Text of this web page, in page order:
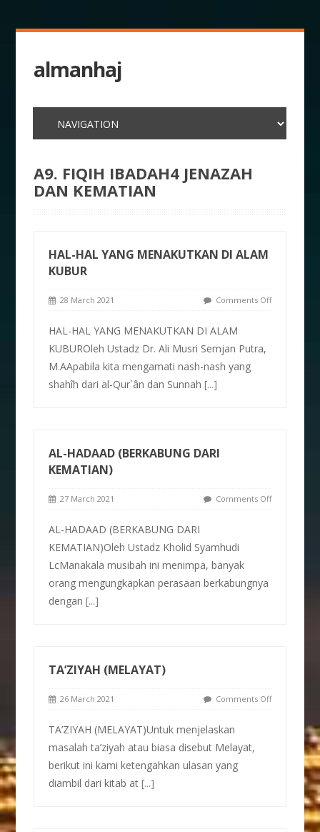
almanhaj
A9. FIQIH IBADAH4 JENAZAH
DAN KEMATIAN
HAL-HAL YANG MENAKUTKAN DI ALAM
KUBUR
28 March 2021 Comments Off
HAL-HAL YANG MENAKUTKAN DI ALAM
KUBUROleh Ustadz Dr. Ali Musri Semjan Putra,
M.AApabila kita mengamati nash-nash yang
shahîh dari al-Qur`ân dan Sunnah[...]
AL-HADAAD (BERKABUNG DARI
KEMATIAN)
27 March 2021 Comments Off
AL-HADAAD (BERKABUNG DARI
KEMATIAN)Oleh Ustadz Kholid Syamhudi
LcManakala musibah ini menimpa, banyak
orang mengungkapkan perasaan berkabungnya
dengan[...]
TA’ZIYAH (MELAYAT)
26 March 2021 Comments Off
TA’ZIYAH (MELAYAT)Untuk menjelaskan
masalah ta’ziyah atau biasa disebut Melayat,
berikut ini kami ketengahkan ulasan yang
diambil dari kitab at[...]